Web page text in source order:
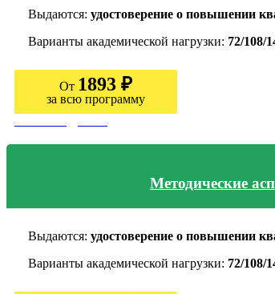
Выдаются: удостоверение о повышении
Варианты академической нагрузки: 72/108/
От 1893 ₽
за всю программу
Методические
Выдаются: удостоверение о повышении
Варианты академической нагрузки: 72/108/